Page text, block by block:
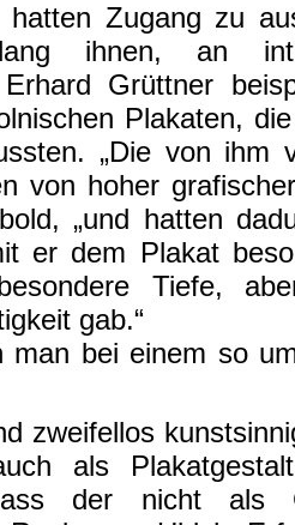
Zugang zu
ihnen, an
Grüttner
Plakaten,
„Die von ihm
von hoher
„und hatten
er dem Plakat
Tiefe,
gab.“
man bei einem so
zweifellos
als
der nicht als